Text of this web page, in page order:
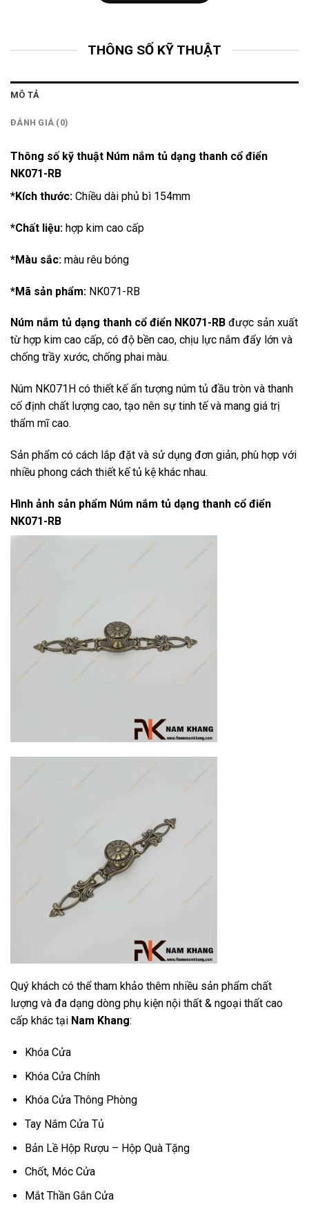
THÔNG SỐ KỸ THUẬT
MÔ TẢ
ĐÁNH GIÁ (0)
Thông số kỹ thuật Núm nắm tủ dạng thanh cổ điển
NK071-RB
*Kích thước: Chiều dài phủ bì 154mm
*Chất liệu: hợp kim cao cấp
*Màu sắc: màu rêu bóng
*Mã sản phẩm: NK071-RB
Núm nắm tủ dạng thanh cổ điển NK071-RB được sản xuất
từ hợp kim cao cấp, có độ bền cao, chịu lực nắm đẩy lớn và
chống trầy xước, chống phai màu.
Núm NK071H có thiết kế ấn tượng núm tủ đầu tròn và thanh
cố định chất lượng cao, tạo nên sự tinh tế và mang giá trị
thẩm mĩ cao.
Sản phẩm có cách lắp đặt và sử dụng đơn giản, phù hợp với
nhiều phong cách thiết kế tủ kệ khác nhau.
Hình ảnh sản phẩm Núm nắm tủ dạng thanh cổ điển
NK071-RB
Quý khách có thể tham khảo thêm nhiều sản phẩm chất
lượng và đa dạng dòng phụ kiện nội thất & ngoại thất cao
cấp khác tại Nam Khang:
Khóa Cửa
Khóa Cửa Chính
Khóa Cửa Thông Phòng
Tay Nắm Cửa Tủ
Bản Lề Hộp Rượu – Hộp Quà Tặng
Chốt, Móc Cửa
Mắt Thần Gắn Cửa